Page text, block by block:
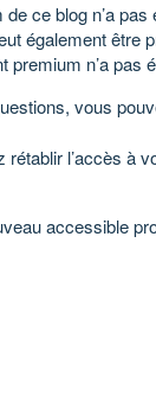
ce blog n’a
également être
premium n’a pas
vous
rétablir l’accès à
accessible